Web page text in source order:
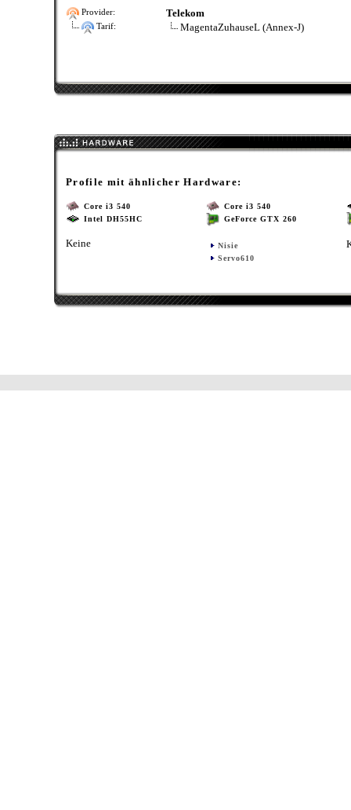
Provider: Telekom
Tarif: MagentaZuhauseL (Annex-J)
Profile mit ähnlicher Hardware:
Core i3 540
Intel DH55HC
Keine
Core i3 540
GeForce GTX 260
Nisie
Servo610